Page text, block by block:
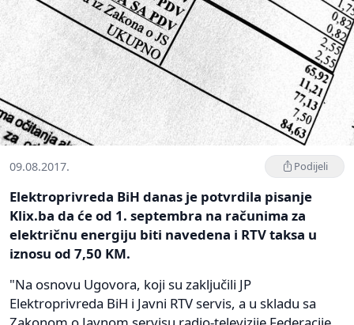
09.08.2017. Podijeli
Elektroprivreda BiH danas je potvrdila pisanje
Klix.ba da će od 1. septembra na računima za
električnu energiju biti navedena i RTV taksa u
iznosu od 7,50 KM.
"Na osnovu Ugovora, koji su zaključili JP
Elektroprivreda BiH i Javni RTV servis, a u skladu sa